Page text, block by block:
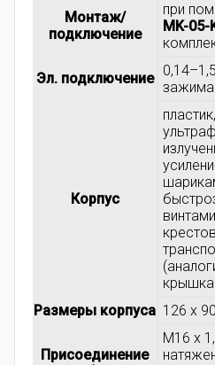
Монтаж/
подключение
при
MK-05-
Эл. подключение
Корпус
крышка
Размеры корпуса 126 x
Присоединение
M16 x